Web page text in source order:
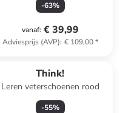
-63%
vanaf: € 39,99
Adviesprijs (AVP): € 109,00*
Think!
Leren veterschoenen rood
-55%